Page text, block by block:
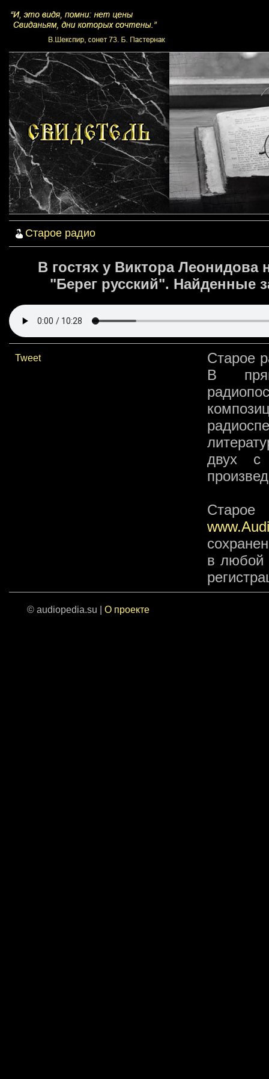
Старое радио
В гостях у Виктора Леонидова
"Берег русский". Найденные
Tweet
Старое
В
двух с
в любой
© audiopedia.su | О проекте